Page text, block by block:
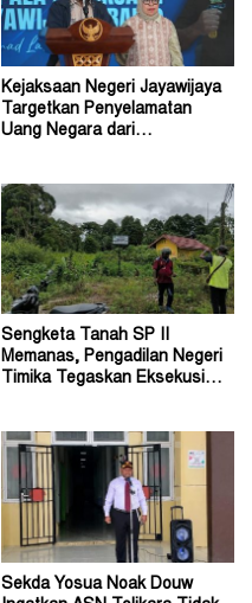
Kejaksaan Negeri Jayawijaya
Targetkan Penyelamatan
Uang Negara dari
Sengketa Tanah SP II
Memanas, Pengadilan Negeri
Timika Tegaskan Eksekusi
Sekda Yosua Noak Douw